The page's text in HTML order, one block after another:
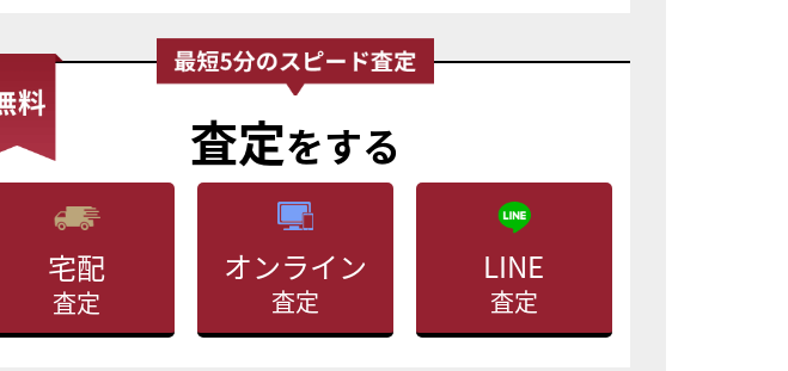
査定をする
宅配
査定
オンライン
査定
LINE
査定